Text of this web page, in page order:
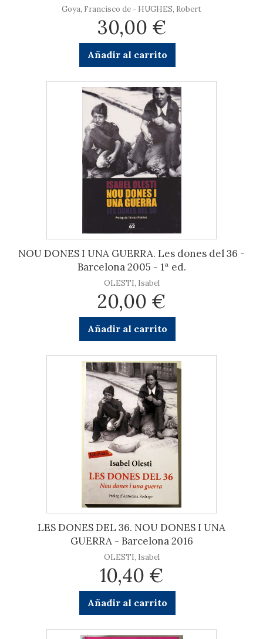
Goya, Francisco de - HUGHES, Robert
30,00 €
Añadir al carrito
NOU DONES I UNA GUERRA. Les dones del 36 -
Barcelona 2005 - 1ª ed.
OLESTI, Isabel
20,00 €
Añadir al carrito
LES DONES DEL 36. NOU DONES I UNA
GUERRA - Barcelona 2016
OLESTI, Isabel
10,40 €
Añadir al carrito